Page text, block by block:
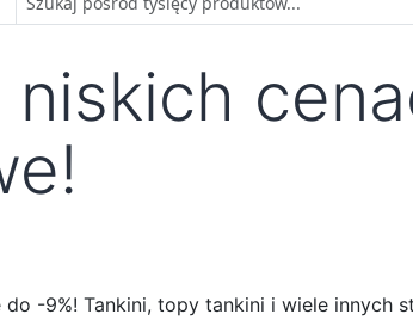
-9%! Tankini, topy tankini i wiele innych